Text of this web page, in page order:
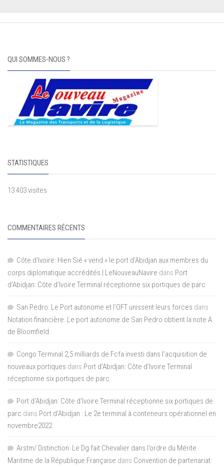
QUI SOMMES-NOUS ?
STATISTIQUES
13 403 visites
COMMENTAIRES RÉCENTS
Côte d'Ivoire: Hien Sié « vend » le port d'Abidjan aux membres du
corps diplomatique accrédités | LeNouveauNavire dans Port
d’Abidjan: Côte d’Ivoire Terminal réceptionne six portiques de parc
San Pedro: Le Port autonome et l’OFT unissent leurs forces dans
Notation financière: Le port autonome de San Pedro obtient la note A
de Bloomfield
Congo Terminal 2,5 milliards de Fcfa investi dans l’acquisition de
nouveaux portiques dans Port d’Abidjan: Côte d’Ivoire Terminal
réceptionne six portiques de parc
Port d'Abidjan: Côte d’Ivoire Terminal réceptionne six portiques de
parc dans Port d’Abidjan : Le 2e terminal à conteneurs opérationnel en
novembre2022
Arstm/ Distinction: Le Dg fait Chevalier dans l’ordre du Mérite
Maritime de la République Française dans Convention de partenariat: